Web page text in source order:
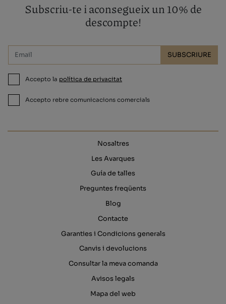
Subscriu-te i aconsegueix un 10% de
descompte!
SUBSCRIURE
Accepto la política de privacitat
Accepto rebre comunicacions comercials
Nosaltres
Les Avarques
Guía de talles
Preguntes freqüents
Blog
Contacte
Garanties i Condicions generals
Canvis i devolucions
Consultar la meva comanda
Avisos legals
Mapa del web